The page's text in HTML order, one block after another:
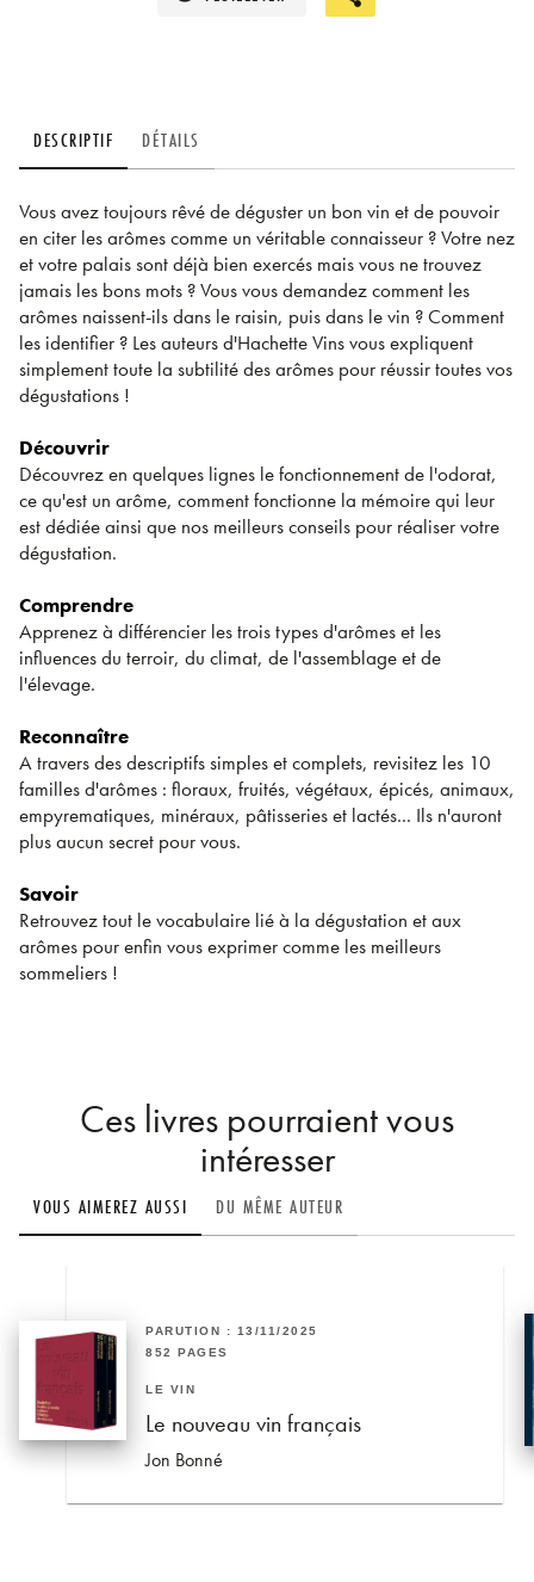
DESCRIPTIF DÉTAILS
Vous avez toujours rêvé de déguster un bon vin et de pouvoir
en citer les arômes comme un véritable connaisseur ? Votre nez
et votre palais sont déjà bien exercés mais vous ne trouvez
jamais les bons mots ? Vous vous demandez comment les
arômes naissent-ils dans le raisin, puis dans le vin ? Comment
les identifier ? Les auteurs d'Hachette Vins vous expliquent
simplement toute la subtilité des arômes pour réussir toutes vos
dégustations !
Découvrir
Découvrez en quelques lignes le fonctionnement de l'odorat,
ce qu'est un arôme, comment fonctionne la mémoire qui leur
est dédiée ainsi que nos meilleurs conseils pour réaliser votre
dégustation.
Comprendre
Apprenez à différencier les trois types d'arômes et les
influences du terroir, du climat, de l'assemblage et de
l'élevage.
Reconnaître
A travers des descriptifs simples et complets, revisitez les 10
familles d'arômes : floraux, fruités, végétaux, épicés, animaux,
empyrematiques, minéraux, pâtisseries et lactés... Ils n'auront
plus aucun secret pour vous.
Savoir
Retrouvez tout le vocabulaire lié à la dégustation et aux
arômes pour enfin vous exprimer comme les meilleurs
sommeliers !
Ces livres pourraient vous
intéresser
VOUS AIMEREZ AUSSI DU MÊME AUTEUR
PARUTION : 13/11/2025
852 PAGES
LE VIN
Le nouveau vin français
Jon Bonné